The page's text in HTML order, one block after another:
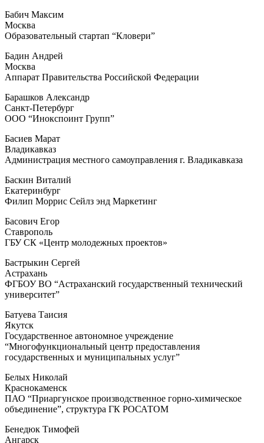
Бабич Максим
Москва
Образовательный стартап “Кловери”
Бадин Андрей
Москва
Аппарат Правительства Российской Федерации
Барашков Александр
Санкт-Петербург
ООО “Инокспоинт Групп”
Басиев Марат
Владикавказ
Администрация местного самоуправления г. Владикавказа
Баскин Виталий
Екатеринбург
Филип Моррис Сейлз энд Маркетинг
Басович Егор
Ставрополь
ГБУ СК «Центр молодежных проектов»
Бастрыкин Сергей
Астрахань
ФГБОУ ВО “Астраханский государственный технический
университет”
Батуева Таисия
Якутск
Государственное автономное учреждение
“Многофункциональный центр предоставления
государственных и муниципальных услуг”
Белых Николай
Краснокаменск
ПАО “Приаргунское производственное горно-химическое
объединение”, структура ГК РОСАТОМ
Бенедюк Тимофей
Ангарск